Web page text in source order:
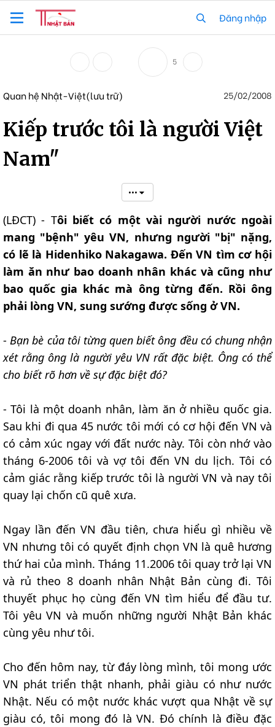
Đăng nhập
5
Quan hệ Nhật-Việt(lưu trữ) 25/02/2008
Kiếp trước tôi là người Việt
Nam"
•••
(LĐCT) - Tôi biết có một vài người nước ngoài
mang "bệnh" yêu VN, nhưng người "bị" nặng,
có lẽ là Hidenhiko Nakagawa. Đến VN tìm cơ hội
làm ăn như bao doanh nhân khác và cũng như
bao quốc gia khác mà ông từng đến. Rồi ông
phải lòng VN, sung sướng được sống ở VN.
-Bạn bè của tôi từng quen biết ông đều có chung nhận
xét rằng ông là người yêu VN rất đặc biệt. Ông có thể
cho biết rõ hơn về sự đặc biệt đó?
- Tôi là một doanh nhân, làm ăn ở nhiều quốc gia.
Sau khi đi qua 45 nước tôi mới có cơ hội đến VN và
có cảm xúc ngay với đất nước này. Tôi còn nhớ vào
tháng 6-2006 tôi và vợ tôi đến VN du lịch. Tôi có
cảm giác rằng kiếp trước tôi là người VN và nay tôi
quay lại chốn cũ quê xưa.
Ngay lần đến VN đầu tiên, chưa hiểu gì nhiều về
VN nhưng tôi có quyết định chọn VN là quê hương
thứ hai của mình. Tháng 11.2006 tôi quay trở lại VN
và rủ theo 8 doanh nhân Nhật Bản cùng đi. Tôi
thuyết phục họ cùng đến VN tìm hiểu để đầu tư.
Tôi yêu VN và muốn những người Nhật Bản khác
cùng yêu như tôi.
Cho đến hôm nay, từ đáy lòng mình, tôi mong ước
VN phát triển thật nhanh, phải giàu có như nước
Nhật. Nếu có một nước khác vượt qua Nhật về sự
giàu có, tôi mong đó là VN. Đó chính là điều đặc